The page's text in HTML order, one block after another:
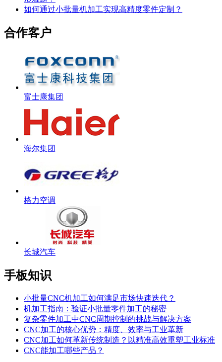
如何通过小批量机加工实现高精度零件定制？
合作客户
富士康集团
海尔集团
格力空调
长城汽车
手板知识
小批量CNC机加工如何满足市场快速迭代？
机加工指南：验证小批量零件加工的秘密
复杂零件加工中CNC周期控制的挑战与解决方案
CNC加工的核心优势：精度、效率与工业革新
CNC加工如何革新传统制造？以精准高效重塑工业标准
CNC能加工哪些产品？